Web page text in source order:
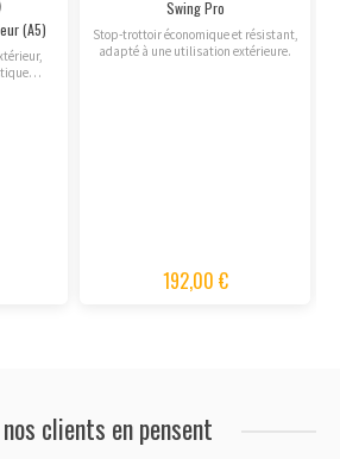
(A5)
Swing Pro
Stop-trottoir économique et résistant,
adapté à une utilisation extérieure.
192,00 €
clients en pensent